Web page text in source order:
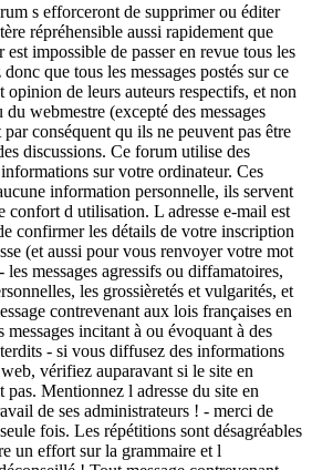
s efforceront de supprimer ou éditer
répréhensible aussi rapidement que
impossible de passer en revue tous les
que tous les messages postés sur ce
de leurs auteurs respectifs, et non
webmestre (excepté des messages
conséquent qu ils ne peuvent pas être
discussions. Ce forum utilise des
sur votre ordinateur. Ces
information personnelle, ils servent
confort d utilisation. L adresse e-mail est
confirmer les détails de votre inscription
(et aussi pour vous renvoyer votre mot
les messages agressifs ou diffamatoires,
les grossièretés et vulgarités, et
contrevenant aux lois françaises en
incitant à ou évoquant à des
- si vous diffusez des informations
vérifiez auparavant si le site en
Mentionnez l adresse du site en
de ses administrateurs ! - merci de
fois. Les répétitions sont désagréables
un effort sur la grammaire et l